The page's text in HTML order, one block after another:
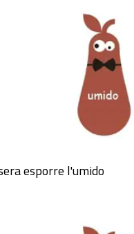
esporre l'umido